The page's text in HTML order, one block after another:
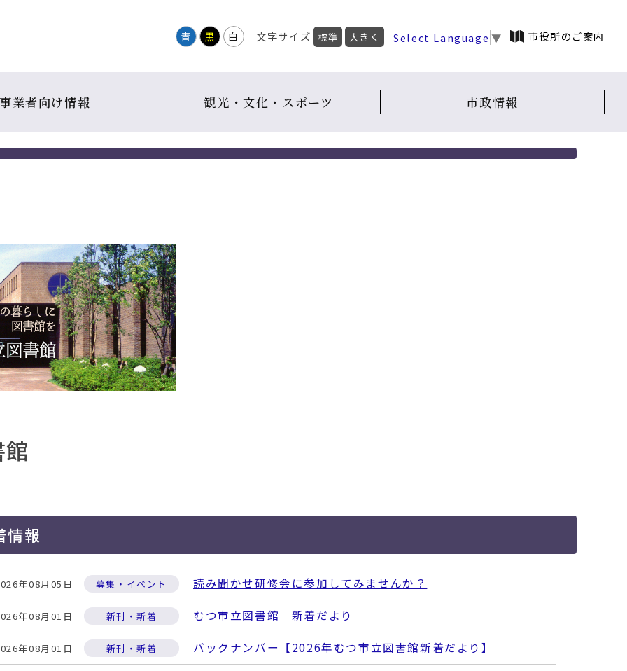
青 黒 白 文字サイズ 標準 大きく Select Language ▼ 市役所のご案内
事業者向け情報 観光・文化・スポーツ 市政情報
情報
年08月05日 募集・イベント 読み聞かせ研修会に参加してみませんか？
年08月01日 新刊・新着 むつ市立図書館 新着だより
年08月01日 新刊・新着 バックナンバー【2026年­むつ市立図­書館新着だ­より】